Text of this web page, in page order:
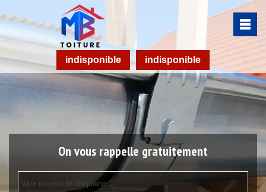
indisponible indisponible
On vous rappelle gratuitement